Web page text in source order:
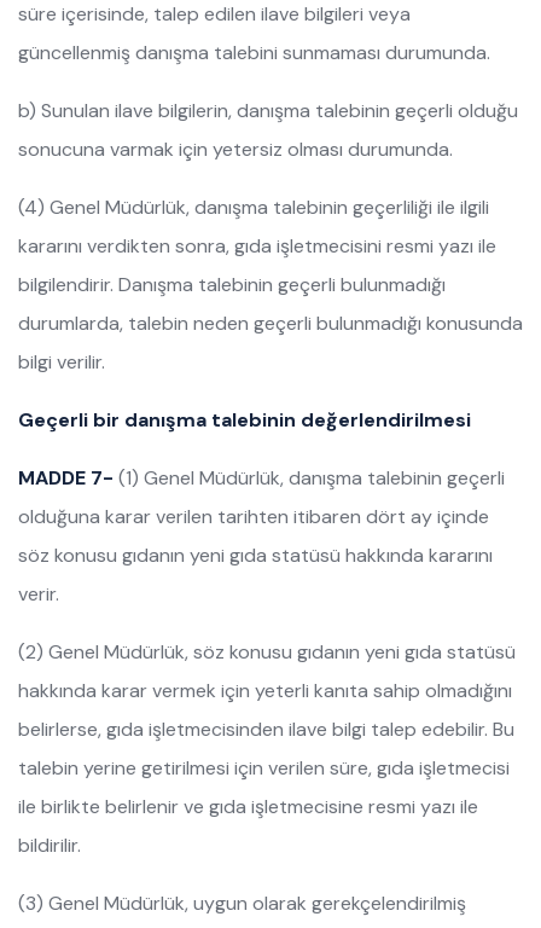
süre içerisinde, talep edilen ilave bilgileri veya
güncellenmiş danışma talebini sunmaması durumunda.
b) Sunulan ilave bilgilerin, danışma talebinin geçerli olduğu
sonucuna varmak için yetersiz olması durumunda.
(4) Genel Müdürlük, danışma talebinin geçerliliği ile ilgili
kararını verdikten sonra, gıda işletmecisini resmi yazı ile
bilgilendirir. Danışma talebinin geçerli bulunmadığı
durumlarda, talebin neden geçerli bulunmadığı konusunda
bilgi verilir.
Geçerli bir danışma talebinin değerlendirilmesi
MADDE 7- (1) Genel Müdürlük, danışma talebinin geçerli
olduğuna karar verilen tarihten itibaren dört ay içinde
söz konusu gıdanın yeni gıda statüsü hakkında kararını
verir.
(2) Genel Müdürlük, söz konusu gıdanın yeni gıda statüsü
hakkında karar vermek için yeterli kanıta sahip olmadığını
belirlerse, gıda işletmecisinden ilave bilgi talep edebilir. Bu
talebin yerine getirilmesi için verilen süre, gıda işletmecisi
ile birlikte belirlenir ve gıda işletmecisine resmi yazı ile
bildirilir.
(3) Genel Müdürlük, uygun olarak gerekçelendirilmiş